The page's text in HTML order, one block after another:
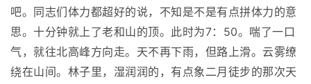
吧。同志们体力都超好的说，不知是不是有点拼体力的意
思。十分钟就上了老和山的顶。此时为7：50。喘了一口
气，就往北高峰方向走。天不再下雨，但路上滑。云雾缭
绕在山间。林子里，湿润润的，有点象二月徒步的那次天